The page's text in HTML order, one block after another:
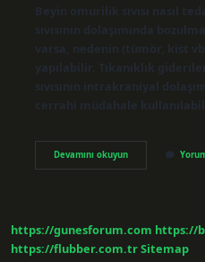
Beyin omurilik sıvısı nasıl
sıvısının dolaşımında
varsa, nedenin (tümör, kist
yapılabilir. Tıkanıklık
sıvısının intrakraniyal
cerrahi müdahale kullanılabilir.
Devamını okuyunBos
Nasıl
https://gunesforum.com https://
https://flubber.com.trSitemap